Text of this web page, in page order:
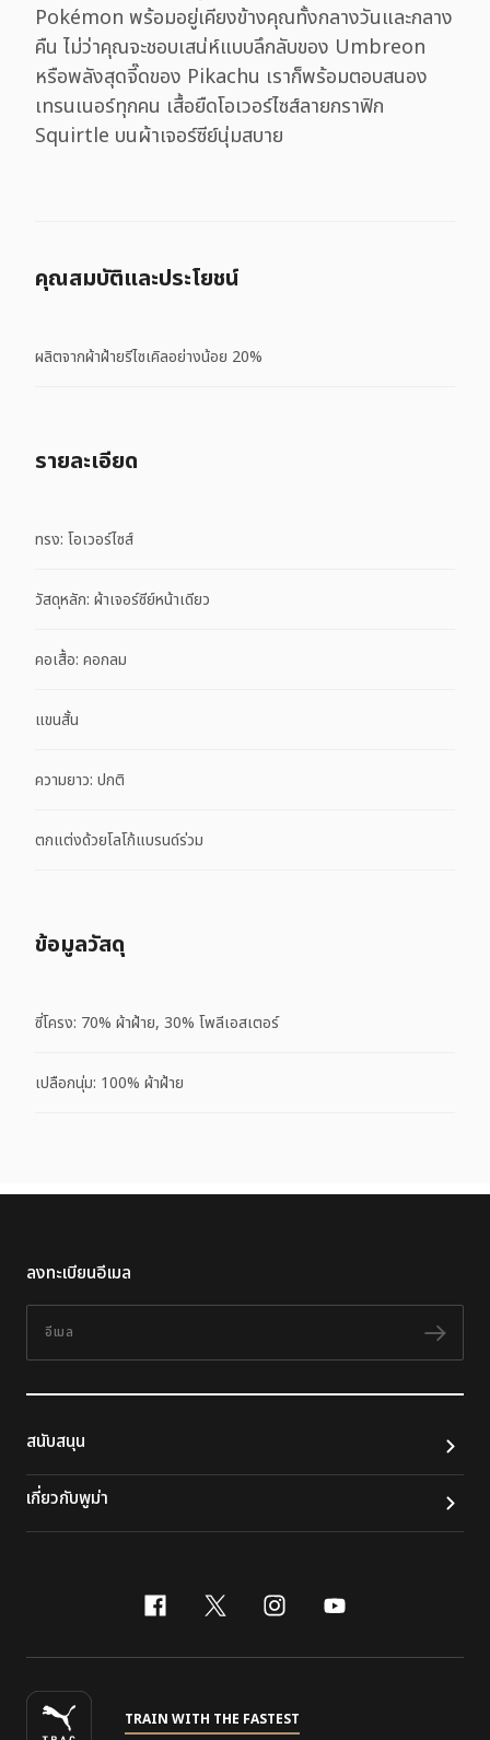
Pokémon พร้อมอยู่เคียงข้างคุณทั้งกลางวันและกลาง
คืน ไม่ว่าคุณจะชอบเสน่ห์แบบลึกลับของ Umbreon
หรือพลังสุดจี๊ดของ Pikachu เราก็พร้อมตอบสนอง
เทรนเนอร์ทุกคน เสื้อยืดโอเวอร์ไซส์ลายกราฟิก
Squirtle บนผ้าเจอร์ซีย์นุ่มสบาย
คุณสมบัติและประโยชน์
ผลิตจากผ้าฝ้ายรีไซเคิลอย่างน้อย 20%
รายละเอียด
ทรง: โอเวอร์ไซส์
วัสดุหลัก: ผ้าเจอร์ซีย์หน้าเดียว
คอเสื้อ: คอกลม
แขนสั้น
ความยาว: ปกติ
ตกแต่งด้วยโลโก้แบรนด์ร่วม
ข้อมูลวัสดุ
ซี่โครง: 70% ผ้าฝ้าย, 30% โพลีเอสเตอร์
เปลือกนุ่ม: 100% ผ้าฝ้าย
ลงทะเบียนอีเมล
ติดต
สนับสนุน
เกี่ยวกับพูม่า
facebook
x-twitter
instagram
youtube
TRAIN WITH THE FASTEST